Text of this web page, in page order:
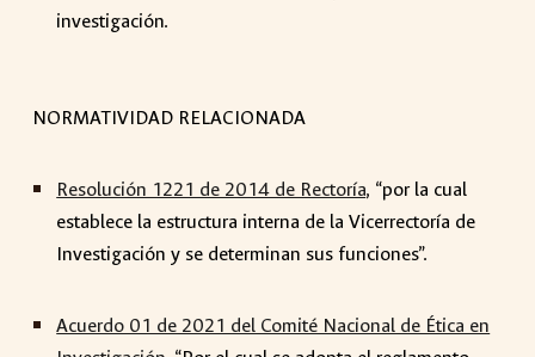
investigación.
NORMATIVIDAD RELACIONADA
Resolución 1221 de 2014 de Rectoría, “por la cual
establece la estructura interna de la Vicerrectoría de
Investigación y se determinan sus funciones”.
Acuerdo 01 de 2021 del Comité Nacional de Ética en